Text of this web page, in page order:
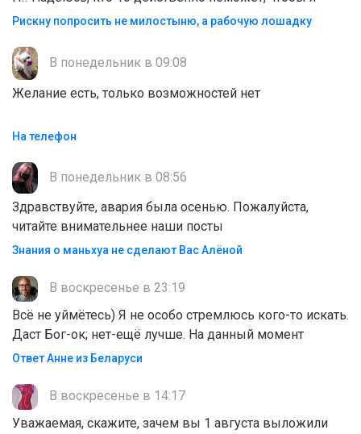
Рискну попросить не милостыню, а рабочую лошадку
В понедельник в 09:08
Желание есть, только возможностей нет
На телефон
В понедельник в 08:56
Здравствуйте, авария была осенью. Пожалуйста,
читайте внимательнее наши посты
Знания о маньхуа не сделают Вас Алëной
В воскресенье в 23:19
Всё не уймётесь) Я не особо стремлюсь кого-то искать.
Даст Бог-ок; нет-ещё лучше. На данный момент
Ответ Анне из Беларуси
В воскресенье в 14:17
Уважаемая, скажите, зачем вы 1 августа выложили